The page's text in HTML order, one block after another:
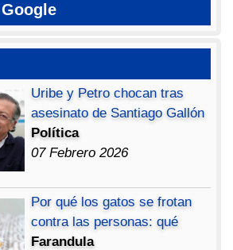
Uribe y Petro chocan tras
asesinato de Santiago Gallón
Política
07 Febrero 2026
Por qué los gatos se frotan
contra las personas: qué
Farandula